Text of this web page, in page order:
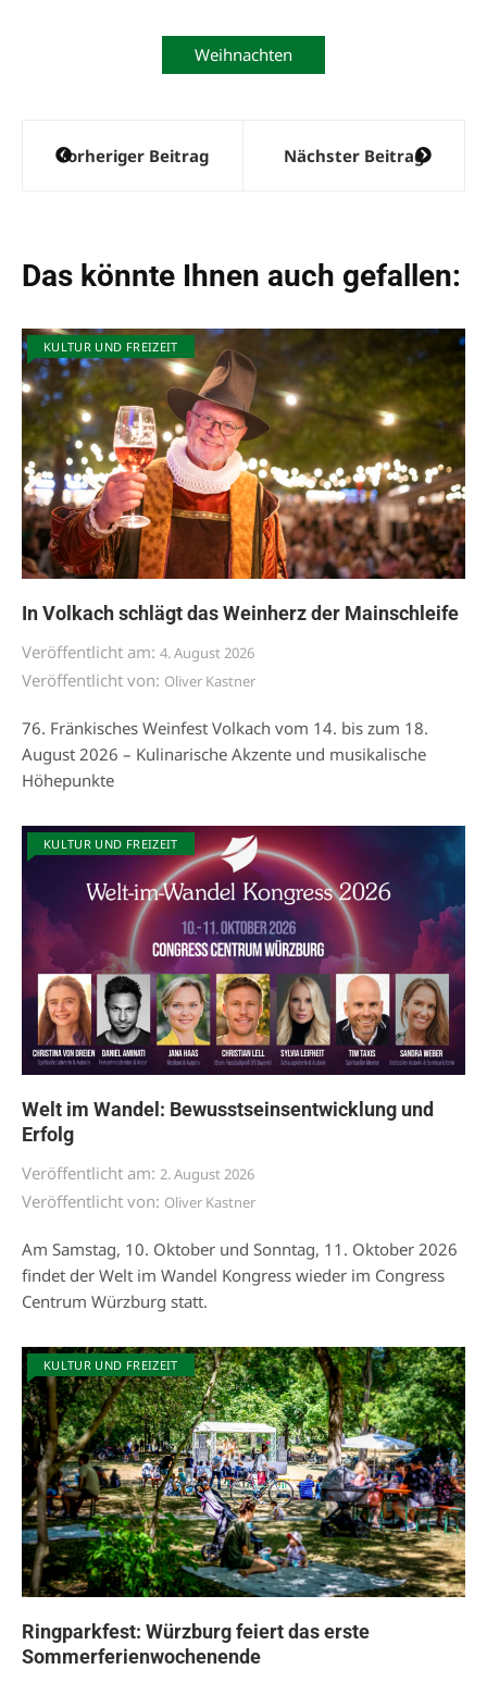
Weihnachten
Beitragsnavigation
Vorheriger Beitrag Nächster Beitrag
Das könnte Ihnen auch gefallen:
KULTUR UND FREIZEIT
In Volkach schlägt das Weinherz der Mainschleife
Veröffentlicht am: 4. August 2026
Veröffentlicht von: Oliver Kastner
76. Fränkisches Weinfest Volkach vom 14. bis zum 18.
August 2026 – Kulinarische Akzente und musikalische
Höhepunkte
KULTUR UND FREIZEIT
Welt im Wandel: Bewusstseinsentwicklung und
Erfolg
Veröffentlicht am: 2. August 2026
Veröffentlicht von: Oliver Kastner
Am Samstag, 10. Oktober und Sonntag, 11. Oktober 2026
findet der Welt im Wandel Kongress wieder im Congress
Centrum Würzburg statt.
KULTUR UND FREIZEIT
Ringparkfest: Würzburg feiert das erste
Sommerferienwochenende